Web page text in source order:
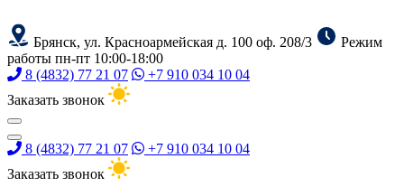
Брянск, ул. Красноармейская д. 100 оф. 208/3
Режим
работы пн-пт 10:00-18:00
8 (4832) 77 21 07
+7 910 034 10 04
Заказать звонок
8 (4832) 77 21 07
+7 910 034 10 04
Заказать звонок